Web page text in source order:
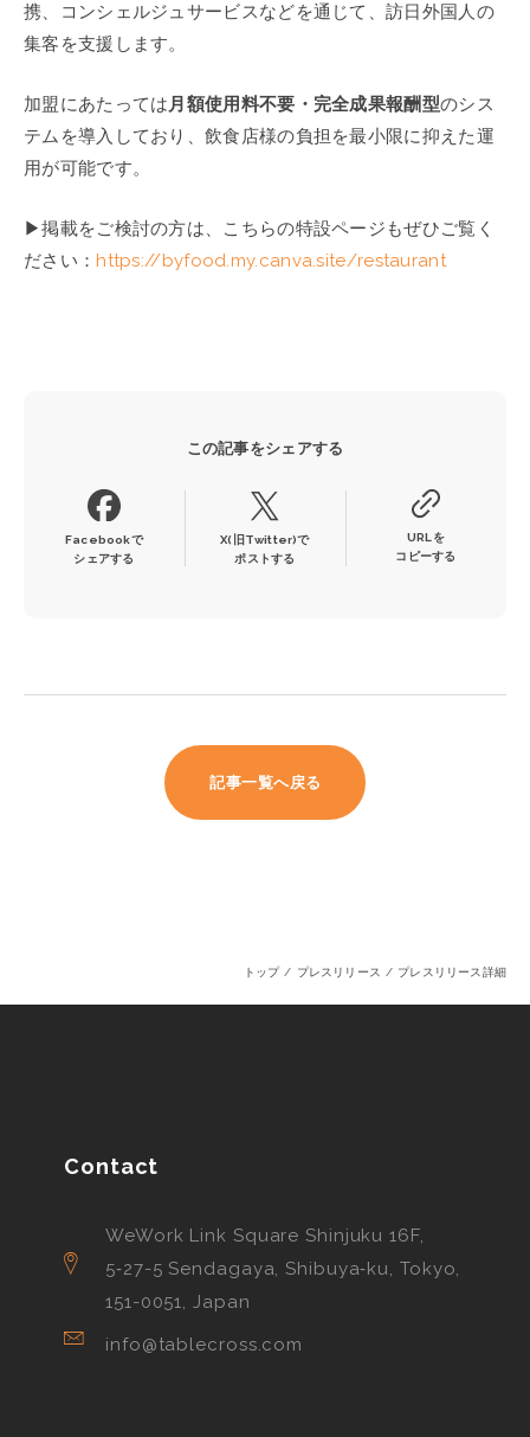
携、コンシェルジュサービスなどを通じて、訪日外国人の
集客を支援します。
加盟にあたっては月額使用料不要・完全成果報酬型のシス
テムを導入しており、飲食店様の負担を最小限に抑えた運
用が可能です。
▶︎掲載をご検討の方は、こちらの特設ページもぜひご覧く
ださい： https://byfood.my.canva.site/restaurant
この記事をシェアする
Facebookで
シェアする
X(旧Twitter)で
ポストする
URLを
コピーする
記事一覧へ戻る
トップ プレスリリース プレスリリース詳細
Contact
WeWork Link Square Shinjuku 16F,
5‑27-5 Sendagaya, Shibuya‑ku, Tokyo,
151-0051, Japan
info@tablecross.com